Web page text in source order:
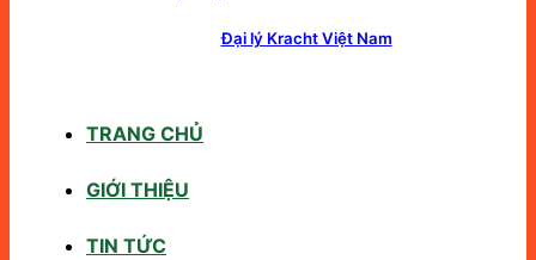
Đại lý Kracht Việt Nam
TRANG CHỦ
GIỚI THIỆU
TIN TỨC